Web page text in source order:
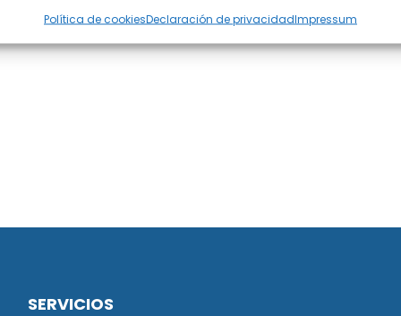
Política de cookiesDeclaración de privacidadImpressum
SERVICIOS